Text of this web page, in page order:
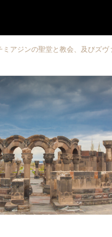
ミアジンの聖堂と教会、及びズヴ